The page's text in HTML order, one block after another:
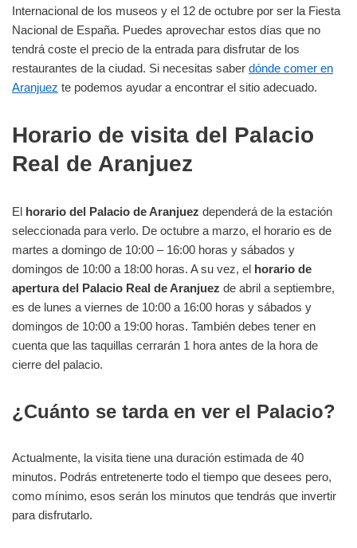
Internacional de los museos y el 12 de octubre por ser la Fiesta
Nacional de España. Puedes aprovechar estos días que no
tendrá coste el precio de la entrada para disfrutar de los
restaurantes de la ciudad. Si necesitas saber dónde comer en
Aranjuez te podemos ayudar a encontrar el sitio adecuado.
Horario de visita del Palacio
Real de Aranjuez
El horario del Palacio de Aranjuez dependerá de la estación
seleccionada para verlo. De octubre a marzo, el horario es de
martes a domingo de 10:00 – 16:00 horas y sábados y
domingos de 10:00 a 18:00 horas. A su vez, el horario de
apertura del Palacio Real de Aranjuez de abril a septiembre,
es de lunes a viernes de 10:00 a 16:00 horas y sábados y
domingos de 10:00 a 19:00 horas. También debes tener en
cuenta que las taquillas cerrarán 1 hora antes de la hora de
cierre del palacio.
¿Cuánto se tarda en ver el Palacio?
Actualmente, la visita tiene una duración estimada de 40
minutos. Podrás entretenerte todo el tiempo que desees pero,
como mínimo, esos serán los minutos que tendrás que invertir
para disfrutarlo.